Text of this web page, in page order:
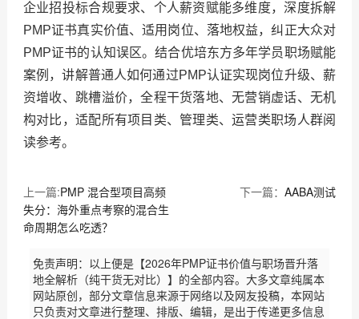
企业招投标合规要求、个人薪资赋能多维度，深度拆解
PMP证书真实价值、适用岗位、落地权益，纠正大众对
PMP证书的认知误区。结合优培东方多年学员职场赋能
案例，讲解普通人如何通过PMP认证实现岗位升级、薪
资增收、跳槽溢价，全程干货落地、无营销虚话、无机
构对比，适配所有项目类、管理类、运营类职场人群阅
读参考。
上一篇:PMP 混合型项目高频
失分：海外重点考察的混合生
命周期怎么吃透？
下一篇：AABA测试
免责声明：以上便是【2026年PMP证书价值与职场晋升落
地全解析（纯干货无对比）】的全部内容。大多文章纯属本
网站原创，部分文章信息来源于网络以及网友投稿，本网站
只负责对文章进行整理、排版、编辑，是出于传递更多信息